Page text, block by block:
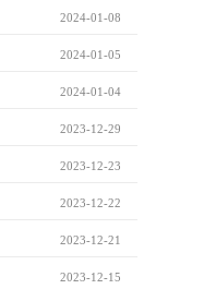
2024-01-08
2024-01-05
2024-01-04
2023-12-29
2023-12-23
2023-12-22
2023-12-21
2023-12-15